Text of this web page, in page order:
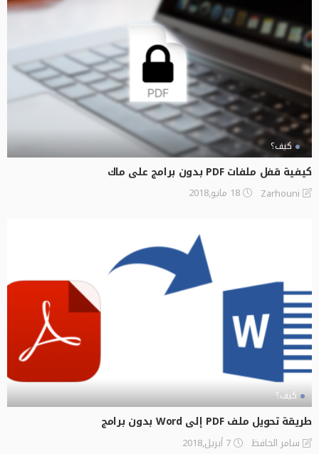
كيف؟
كيفية قفل ملفات PDF بدون برامج على ماك
Zarhouni 18 مايو,2018
كيف؟
طريقة تحويل ملف PDF إلى Word بدون برامج
سامر الحافظ 7 أبريل,2018